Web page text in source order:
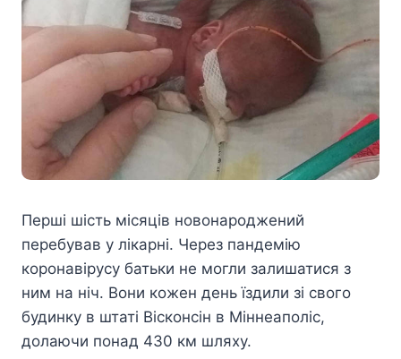
Перші шість місяців новонароджений
перебував у лікарні. Через пандемію
коронавірусу батьки не могли залишатися з
ним на ніч. Вони кожен день їздили зі свого
будинку в штаті Вісконсін в Міннеаполіс,
долаючи понад 430 км шляху.